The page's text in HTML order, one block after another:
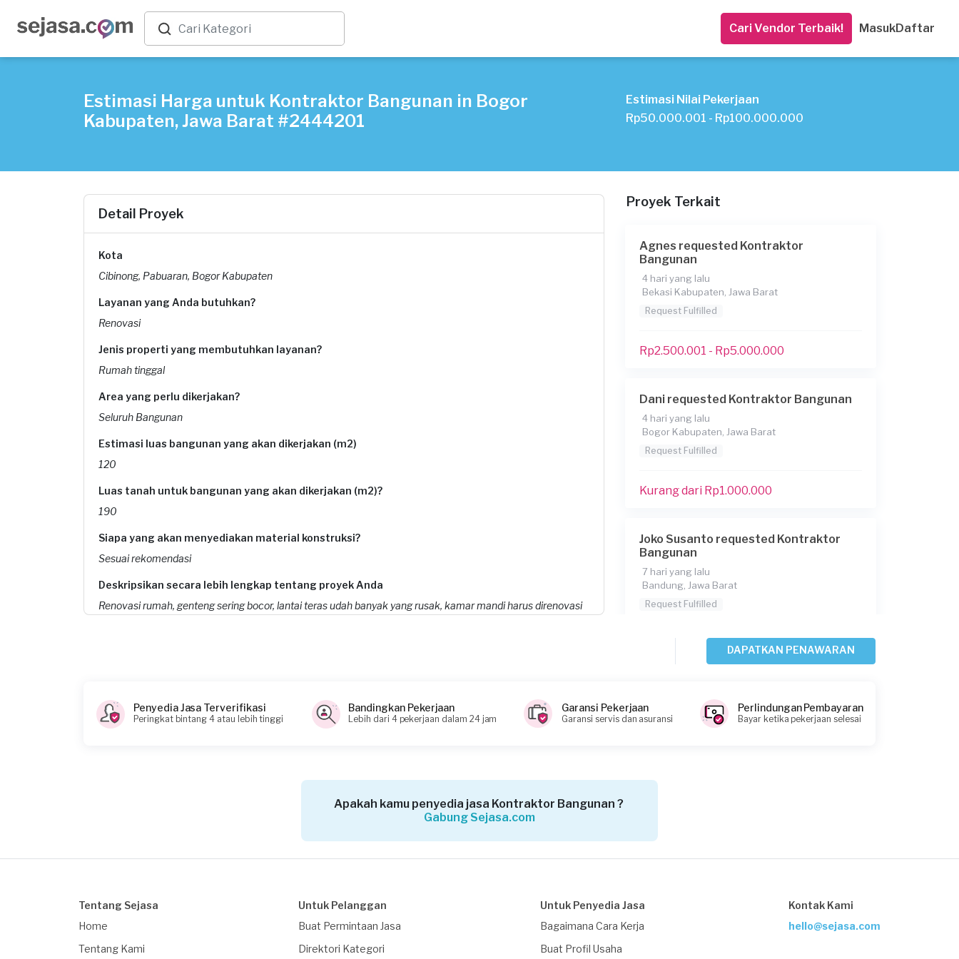
Cari Vendor Terbaik! MasukDaftar
Estimasi Harga untuk Kontraktor Bangunan in Bogor
Kabupaten, Jawa Barat #2444201
Estimasi Nilai Pekerjaan
Rp50.000.001 - Rp100.000.000
Detail Proyek
Kota
Cibinong, Pabuaran, Bogor Kabupaten
Layanan yang Anda butuhkan?
Renovasi
Jenis properti yang membutuhkan layanan?
Rumah tinggal
Area yang perlu dikerjakan?
Seluruh Bangunan
Estimasi luas bangunan yang akan dikerjakan (m2)
120
Luas tanah untuk bangunan yang akan dikerjakan (m2)?
190
Siapa yang akan menyediakan material konstruksi?
Sesuai rekomendasi
Deskripsikan secara lebih lengkap tentang proyek Anda
Renovasi rumah, genteng sering bocor, lantai teras udah banyak yang rusak, kamar mandi harus direnovasi
Apakah Anda membutuhkan pinjaman?
Belum tahu
Rp50.000.001 - Rp100.000.000
Proyek Terkait
Agnes requested Kontraktor
Bangunan
4 hari yang lalu
Bekasi Kabupaten, Jawa Barat
Request Fulfilled
Rp2.500.001 - Rp5.000.000
Dani requested Kontraktor Bangunan
4 hari yang lalu
Bogor Kabupaten, Jawa Barat
Request Fulfilled
Kurang dari Rp1.000.000
Joko Susanto requested Kontraktor
Bangunan
7 hari yang lalu
Bandung, Jawa Barat
Request Fulfilled
Rp1.000.001 - Rp2.500.000
12 hari yang lalu
Bogor Kabupaten, Jawa Barat
Rp10.000.001 - Rp25.000.000
Bangunan
DAPATKAN PENAWARAN
Penyedia Jasa Terverifikasi
Peringkat bintang 4 atau lebih tinggi
Bandingkan Pekerjaan
Lebih dari 4 pekerjaan dalam 24 jam
Garansi Pekerjaan
Garansi servis dan asuransi
Perlindungan Pembayaran
Bayar ketika pekerjaan selesai
Apakah kamu penyedia jasa Kontraktor Bangunan ?
Gabung Sejasa.com
Tentang Sejasa
Home
Tentang Kami
Untuk Pelanggan
Buat Permintaan Jasa
Direktori Kategori
Untuk Penyedia Jasa
Bagaimana Cara Kerja
Buat Profil Usaha
Kontak Kami
hello@sejasa.com